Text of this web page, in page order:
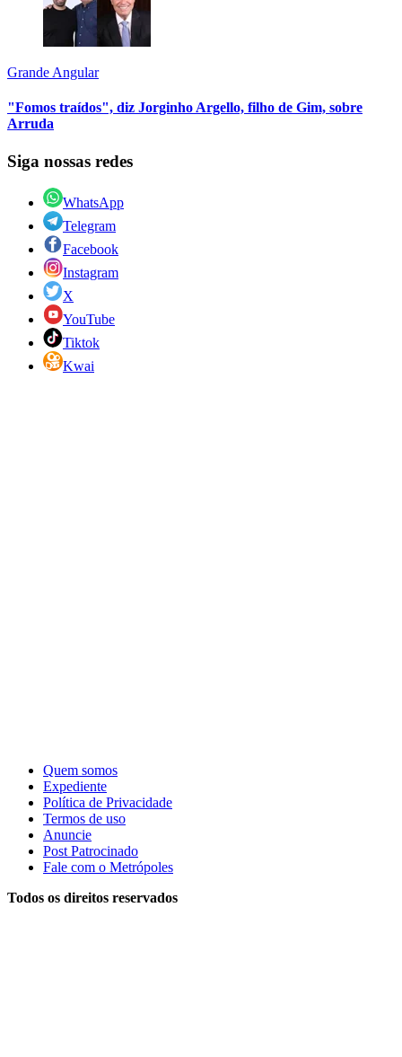
Grande Angular
"Fomos traídos", diz Jorginho Argello, filho de Gim, sobre
Arruda
Siga nossas redes
WhatsApp
Telegram
Facebook
Instagram
X
YouTube
Tiktok
Kwai
Quem somos
Expediente
Política de Privacidade
Termos de uso
Anuncie
Post Patrocinado
Fale com o Metrópoles
Todos os direitos reservados